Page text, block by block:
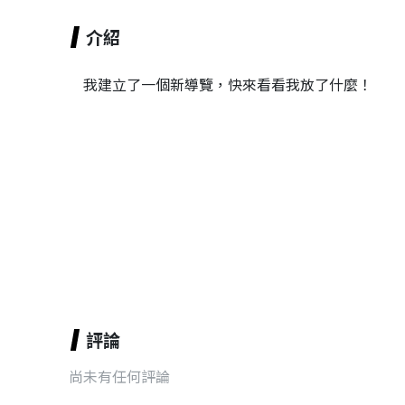
介紹
我建立了一個新導覽，快來看看我放了什麼！
評論
尚未有任何評論